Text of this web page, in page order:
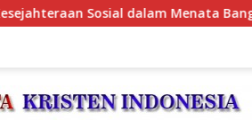
Menuju Indonesia Emas 2045”,